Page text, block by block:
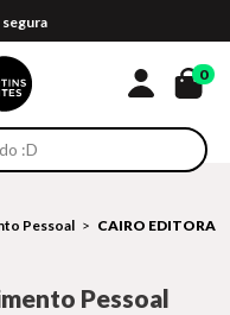
no cartão*
0
Pessoal CAIRO EDITORA
Pessoal